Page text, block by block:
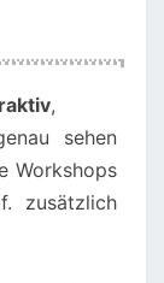
,
sehen
Workshops
zusätzlich